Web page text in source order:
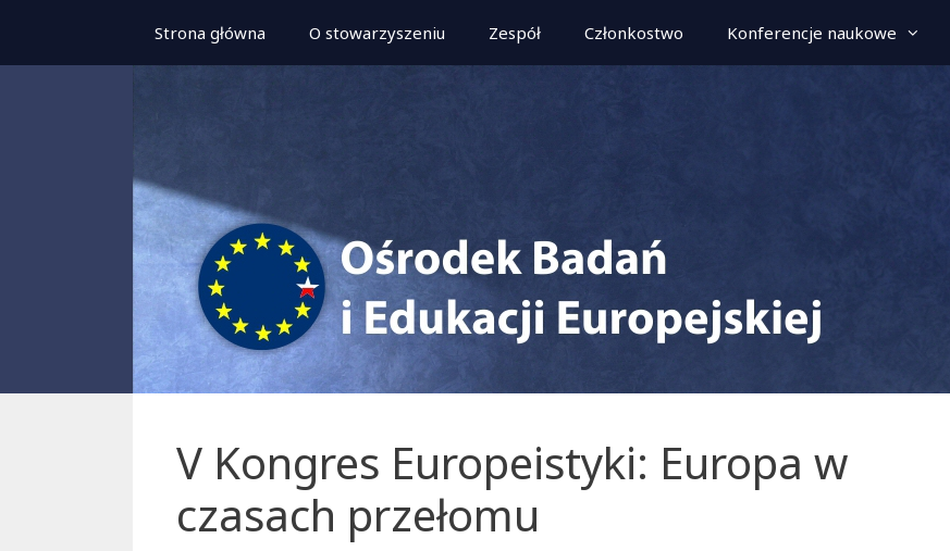
treści
Strona główna O stowarzyszeniu Zespół Członkostwo Konferencje naukowe
V Kongres Europeistyki: Europa w
czasach przełomu